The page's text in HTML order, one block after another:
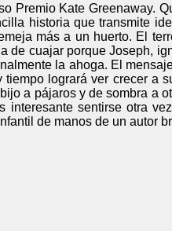
Premio Kate Greenaway.
historia que transmite
más a un huerto. El
de cuajar porque Joseph,
la ahoga. El
logrará ver crecer a
a pájaros y de sombra a
interesante sentirse otra
de manos de un autor